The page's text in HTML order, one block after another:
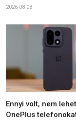
2026-08-08
Ennyi volt, nem
OnePlus